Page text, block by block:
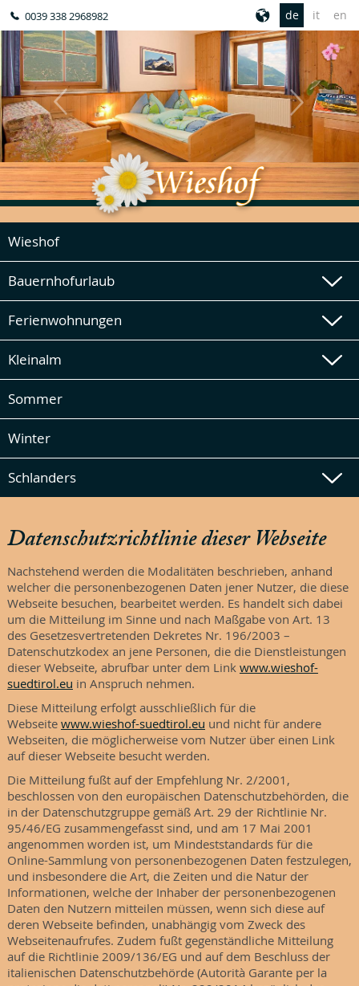
0039 338 2968982 de it en
Wieshof
Bauernhofurlaub
Ferienwohnungen
Kleinalm
Sommer
Winter
Schlanders
Datenschutzrichtlinie dieser Webseite
Nachstehend werden die Modalitäten beschrieben, anhand
welcher die personenbezogenen Daten jener Nutzer, die diese
Webseite besuchen, bearbeitet werden. Es handelt sich dabei
um die Mitteilung im Sinne und nach Maßgabe von Art. 13
des Gesetzesvertretenden Dekretes Nr. 196/2003 –
Datenschutzkodex an jene Personen, die die Dienstleistungen
dieser Webseite, abrufbar unter dem Link www.wieshof-
suedtirol.eu in Anspruch nehmen.
Diese Mitteilung erfolgt ausschließlich für die
Webseite www.wieshof-suedtirol.eu und nicht für andere
Webseiten, die möglicherweise vom Nutzer über einen Link
auf dieser Webseite besucht werden.
Die Mitteilung fußt auf der Empfehlung Nr. 2/2001,
beschlossen von den europäischen Datenschutzbehörden, die
in der Datenschutzgruppe gemäß Art. 29 der Richtlinie Nr.
95/46/EG zusammengefasst sind, und am 17 Mai 2001
angenommen worden ist, um Mindeststandards für die
Online-Sammlung von personenbezogenen Daten festzulegen,
und insbesondere die Art, die Zeiten und die Natur der
Informationen, welche der Inhaber der personenbezogenen
Daten den Nutzern mitteilen müssen, wenn sich diese auf
deren Webseite befinden, unabhängig vom Zweck des
Webseitenaufrufes. Zudem fußt gegenständliche Mitteilung
auf die Richtlinie 2009/136/EG und auf dem Beschluss der
italienischen Datenschutzbehörde (Autorità Garante per la